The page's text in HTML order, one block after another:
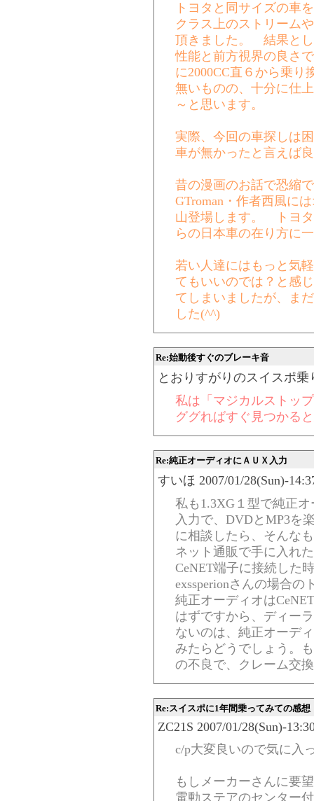
トヨタと同サイズの車
クラス上のストリーム
頂きました。 結果と
性能と前方視界の良さ
に2000CC直６から乗り
無いものの、十分に仕
～と思います。
実際、今回の車探しは
車が無かったと言えば
昔の漫画のお話で恐縮
GTroman・作者西風に
山登場します。 トヨ
らの日本車の在り方に
若い人達にはもっと気
てもいいのでは？と感
てしまいましたが、ま
した(^^)
Re:始動後すぐのブレーキ音
とおりすがりのスイスポ乗
私は「マジカルストッ
ググればすぐ見つかる
Re:純正オーディオにＡＵＸ入力
すいほ 2007/01/28(Sun)-
私も1.3XG１型で純正
入力で、DVDとMP3を
に相談したら、そんな
ネット通販で手に入れ
CeNET端子に接続した
exssperionさんの場合
純正オーディオは
はずですから、ディー
ないのは、純正オーデ
みたらどうでしょう。
の不良で、クレーム交
Re:スイスポに1年間乗ってみての感想
ZC21S 2007/01/28(Sun)-
c/p大変良いので気に入
もしメーカーさんに
電動ステアのセンター